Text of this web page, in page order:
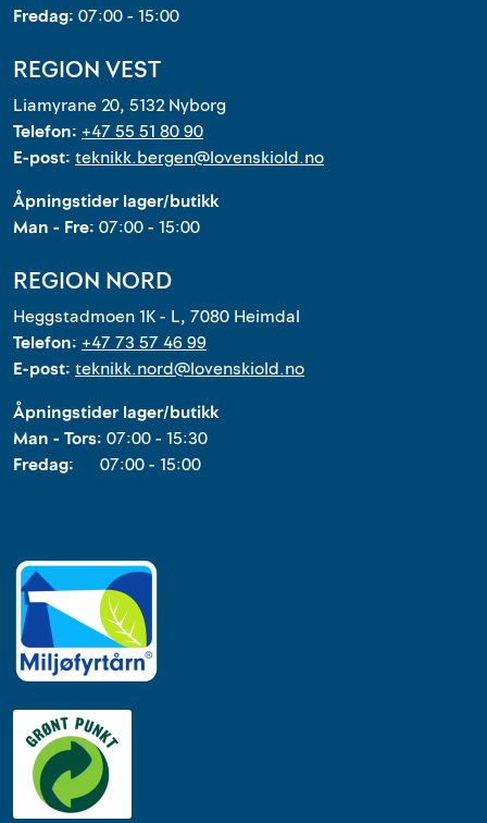
Fredag: 07:00 - 15:00
REGION VEST
Liamyrane 20, 5132 Nyborg
Telefon: +47 55 51 80 90
E-post: teknikk.bergen@lovenskiold.no
Åpningstider lager/butikk
Man - Fre: 07:00 - 15:00
REGION NORD
Heggstadmoen 1K - L, 7080 Heimdal
Telefon: +47 73 57 46 99
E-post: teknikk.nord@lovenskiold.no
Åpningstider lager/butikk
Man - Tors: 07:00 - 15:30
Fredag: 07:00 - 15:00